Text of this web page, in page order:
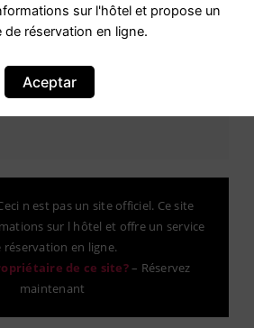
gratuite
n est pas un site officiel. Ce site
sur l hôtel et offre un service
réservation en ligne.
de ce site?– Réservez
maintenant
sur l'hôtel et propose un
de réservation en ligne.
Aceptar